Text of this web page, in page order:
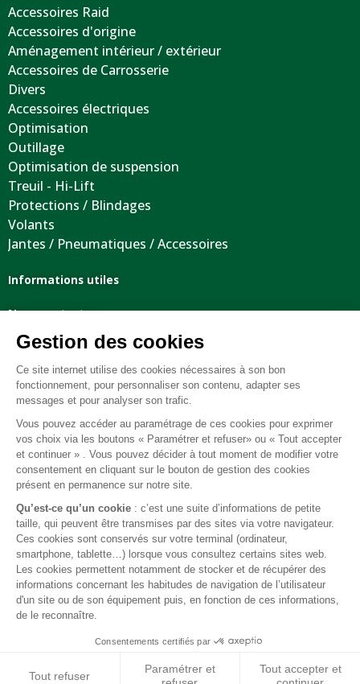
Accessoires Raid
Accessoires d'origine
Aménagement intérieur / extérieur
Accessoires de Carrosserie
Divers
Accessoires électriques
Optimisation
Outillage
Optimisation de suspension
Treuil - Hi-Lift
Protections / Blindages
Volants
Jantes / Pneumatiques / Accessoires
Informations utiles
Nous contacter
Mentions légales
FAQ
© 2026 BEST OF LAND - Tous droits réservés